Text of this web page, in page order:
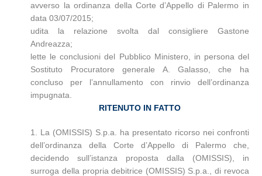
avverso la ordinanza della Corte d’Appello di Palermo in
data 03/07/2015;
udita la relazione svolta dal consigliere Gastone
Andreazza;
lette le conclusioni del Pubblico Ministero, in persona del
Sostituto Procuratore generale A. Galasso, che ha
concluso per l’annullamento con rinvio dell’ordinanza
impugnata.
RITENUTO IN FATTO
1. La (OMISSIS) S.p.a. ha presentato ricorso nei confronti
dell’ordinanza della Corte d’Appello di Palermo che,
decidendo sull’istanza proposta dalla (OMISSIS), in
surroga della propria debitrice (OMISSIS) S.p.a., di revoca